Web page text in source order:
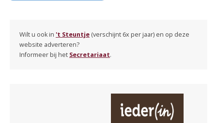
Wilt u ook in 't Steuntje (verschijnt 6x per jaar) en op deze
website adverteren?
Informeer bij het Secretariaat.